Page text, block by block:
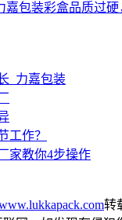
嘉包装彩盒品质过硬
_力嘉包装
工作？
家教你4步操作
转